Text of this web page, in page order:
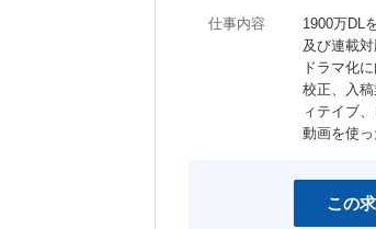
仕事内容
1900万DL
及び連載
ドラマ化
校正、入
ィテイブ
動画を使
この